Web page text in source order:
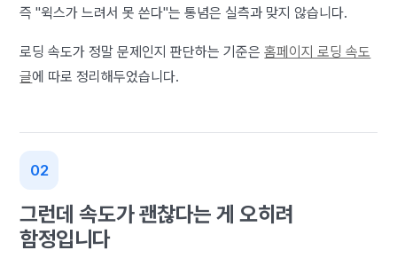
즉 "윅스가 느려서 못 쓴다"는 통념은 실측과 맞지 않습니다.
로딩 속도가 정말 문제인지 판단하는 기준은홈페이지 로딩 속도
글에 따로 정리해두었습니다.
그런데 속도가 괜찮다는 게 오히려
함정입니다